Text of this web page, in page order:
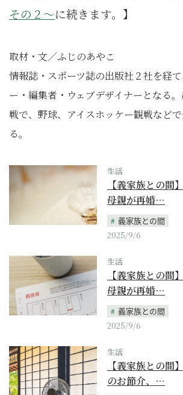
その２～に続きます。】
取材・文／ふじのあやこ
情報誌・スポーツ誌の出版社２社を経
ー・編集者・ウェブデザイナーとなる
戦で、野球、アイスホッケー観戦など
る。
生活
【義家族との間
母親が再婚…
義家族との間
2025/9/6
生活
【義家族との間
母親が再婚…
義家族との間
2025/9/6
生活
【義家族との間
のお節介、…